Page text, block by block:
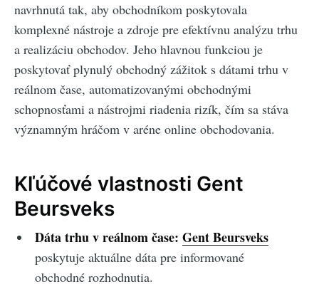
navrhnutá tak, aby obchodníkom poskytovala
komplexné nástroje a zdroje pre efektívnu analýzu trhu
a realizáciu obchodov. Jeho hlavnou funkciou je
poskytovať plynulý obchodný zážitok s dátami trhu v
reálnom čase, automatizovanými obchodnými
schopnosťami a nástrojmi riadenia rizík, čím sa stáva
významným hráčom v aréne online obchodovania.
Kľúčové vlastnosti Gent
Beursveks
Dáta trhu v reálnom čase: Gent Beursveks
poskytuje aktuálne dáta pre informované
obchodné rozhodnutia.